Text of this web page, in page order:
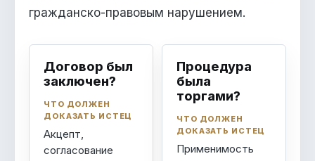
гражданско-правовым нарушением.
Договор был
заключен?
ЧТО ДОЛЖЕН
ДОКАЗАТЬ ИСТЕЦ
Акцепт,
согласование
Процедура
была
торгами?
ЧТО ДОЛЖЕН
ДОКАЗАТЬ ИСТЕЦ
Применимость